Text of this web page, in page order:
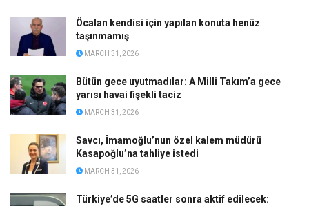
Öcalan kendisi için yapılan konuta henüz
taşınmamış
MARCH 31, 2026
Bütün gece uyutmadılar: A Milli Takım’a gece
yarısı havai fişekli taciz
MARCH 31, 2026
Savcı, İmamoğlu’nun özel kalem müdürü
Kasapoğlu’na tahliye istedi
MARCH 31, 2026
Türkiye’de 5G saatler sonra aktif edilecek: